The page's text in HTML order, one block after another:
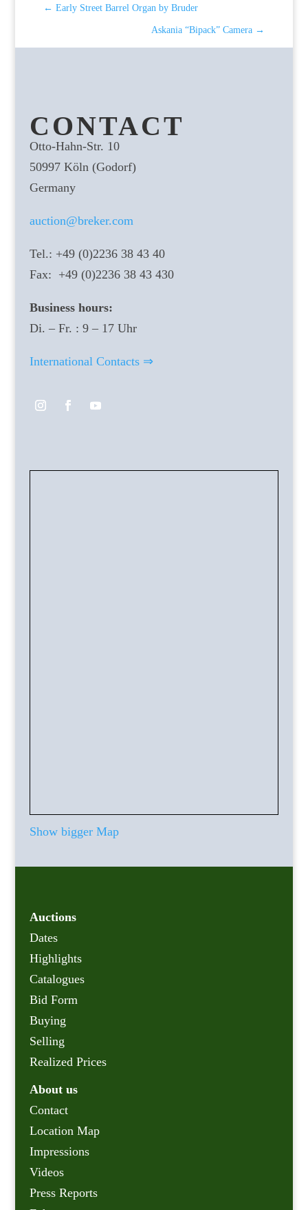
← Early Street Barrel Organ by Bruder
Askania “Bipack” Camera →
CONTACT
Otto-Hahn-Str. 10
50997 Köln (Godorf)
Germany
auction@breker.com
Tel.: +49 (0)2236 38 43 40
Fax: +49 (0)2236 38 43 430
Business hours:
Di. – Fr. : 9 – 17 Uhr
International Contacts ⇒
Show bigger Map
Auctions
Dates
Highlights
Catalogues
Bid Form
Buying
Selling
Realized Prices
About us
Contact
Location Map
Impressions
Videos
Press Reports